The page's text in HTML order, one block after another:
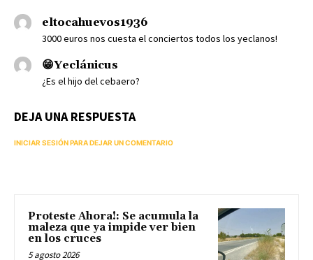
eltocahuevos1936
3000 euros nos cuesta el conciertos todos los yeclanos!
😁Yeclánicus
¿Es el hijo del cebaero?
DEJA UNA RESPUESTA
INICIAR SESIÓN PARA DEJAR UN COMENTARIO
Proteste Ahora!: Se acumula la
maleza que ya impide ver bien
en los cruces
5 agosto 2026